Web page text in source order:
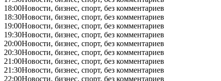
18:00Новости, бизнес, спорт, без комментариев
18:30Новости, бизнес, спорт, без комментариев
19:00Новости, бизнес, спорт, без комментариев
19:30Новости, бизнес, спорт, без комментариев
20:00Новости, бизнес, спорт, без комментариев
20:30Новости, бизнес, спорт, без комментариев
21:00Новости, бизнес, спорт, без комментариев
21:30Новости, бизнес, спорт, без комментариев
22:00Новости, бизнес, спорт, без комментариев